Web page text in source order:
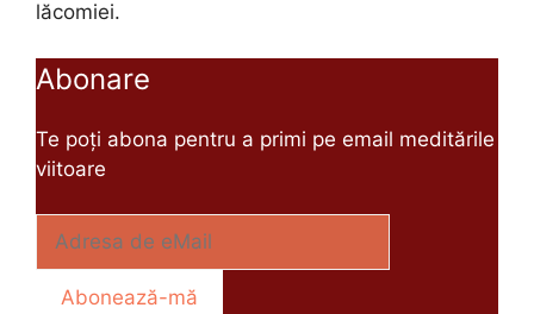
lăcomiei.
Abonare
Te poți abona pentru a primi pe email meditările
viitoare